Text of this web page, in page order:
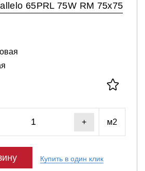
65PRL 75W RM 75x75
+ м2
Купить в один клик